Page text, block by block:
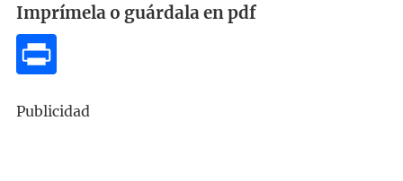
Imprímela o guárdala en pdf
Publicidad